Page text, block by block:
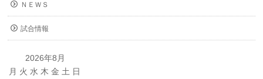
ＮＥＷＳ
試合情報
2026年8月
月 火 水 木 金 土 日